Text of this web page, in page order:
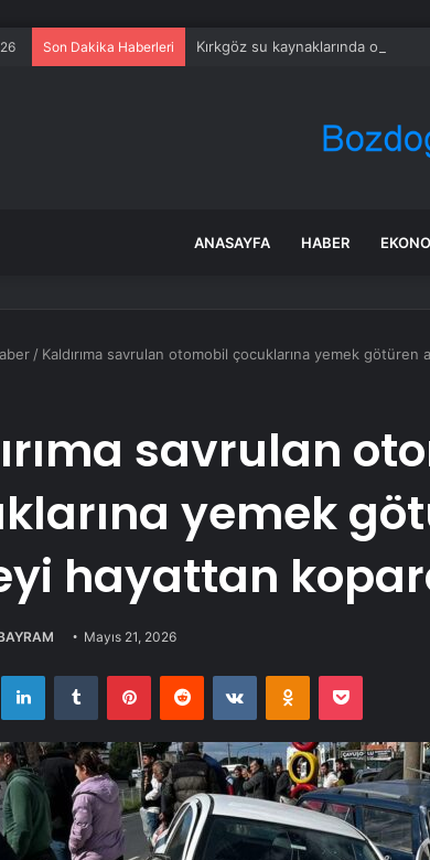
Son Dakika Haberleri Kırkgöz su kaynaklarında ortak
ANASAYFA HABER
/ Kaldırıma savrulan otomobil çocuklarına yemek götüren
savrulan
yemek
hayattan
Mayıs 21, 2026
LinkedInTumblr PinterestReddit VKontakteOdnoklassniki
Pocket